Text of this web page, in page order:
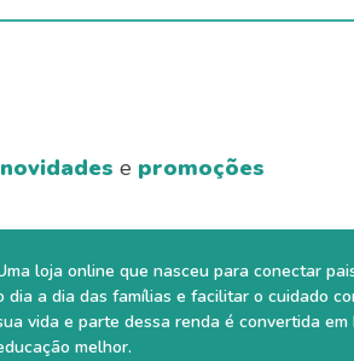
novidades e promoções
loja online que nasceu para conectar
dia a dia das famílias e facilitar o cuidado
vida e parte dessa renda é convertida
melhor.